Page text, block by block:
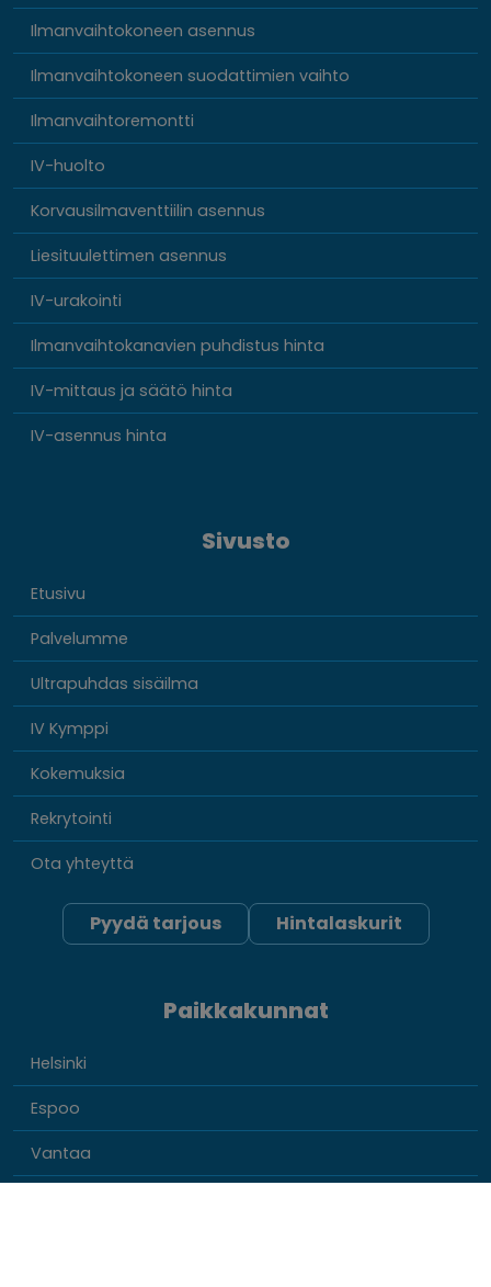
Ilmanvaihtokoneen asennus
Ilmanvaihtokoneen suodattimien vaihto
Ilmanvaihtoremontti
IV-huolto
Korvausilmaventtiilin asennus
Liesituulettimen asennus
IV-urakointi
Ilmanvaihtokanavien puhdistus hinta
IV-mittaus ja säätö hinta
IV-asennus hinta
Sivusto
Etusivu
Palvelumme
Ultrapuhdas sisäilma
IV Kymppi
Kokemuksia
Rekrytointi
Ota yhteyttä
Pyydä tarjous Hintalaskurit
Paikkakunnat
Helsinki
Espoo
Vantaa